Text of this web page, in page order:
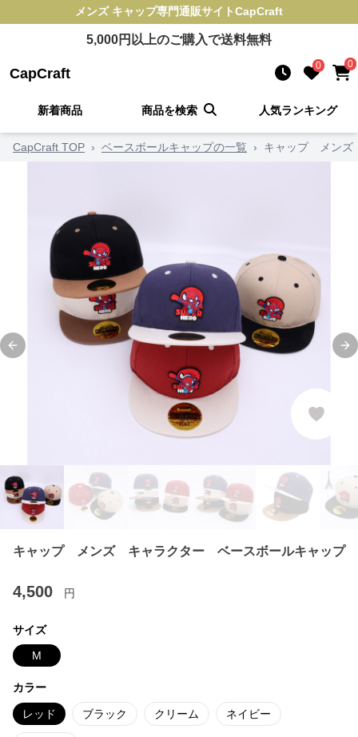
メンズ キャップ専門通販サイトCapCraft
5,000円以上のご購入で送料無料
CapCraft 0 0
新着商品 商品を検索 人気ランキング
CapCraft TOP › ベースボールキャップの一覧 › キャップ メンズ
Previous slide
キャップ メンズ キャラクター ベースボールキャップ
4,500 円
サイズ
M
カラー
レッド ブラック クリーム ネイビー